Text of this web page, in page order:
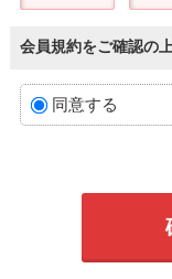
会員規約をご確認の
同意する